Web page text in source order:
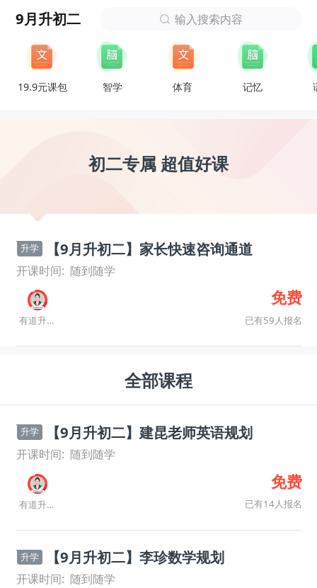
9月升初二 输入搜索内容
19.9元课包 智学 体育 记忆
初二专属 超值好课
升学 【9月升初二】家长快速咨询通道
开课时间: 随到随学
有道升学规划师
免费
已有59人报名
全部课程
升学 【9月升初二】建昆老师英语规划
开课时间: 随到随学
有道升学规划师
免费
已有14人报名
升学 【9月升初二】李珍数学规划
开课时间: 随到随学